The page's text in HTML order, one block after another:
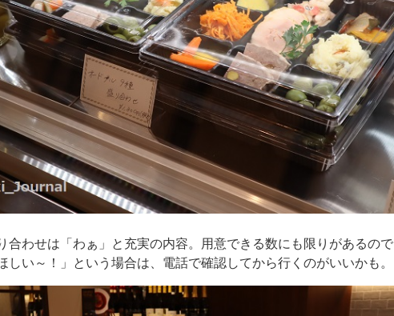
合わせは「わぁ」と充実の内容。用意できる数にも限りがあるので
しい～！」という場合は、電話で確認してから行くのがいいかも。